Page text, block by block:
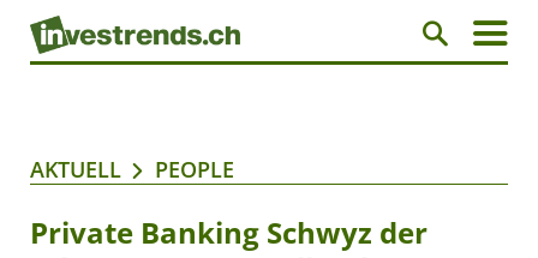
AKTUELL PEOPLE
Private Banking Schwyz der